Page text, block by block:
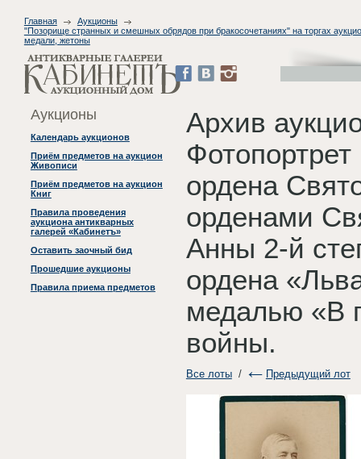
Главная
Аукционы
"Позорище странных и смешных обрядов при бракосочетаниях" на торгах
медали, жетоны
Аукционы
Календарь аукционов
Приём предметов на аукцион
Живописи
Приём предметов на аукцион
Книг
Правила проведения
аукциона антикварных
галерей «Кабинетъ»
Оставить заочный бид
Прошедшие аукционы
Правила приема предметов
Архив
ордена
орденами
Анны 2-й
ордена
медалью «В
войны.
Все лоты/ Предыдущий лот